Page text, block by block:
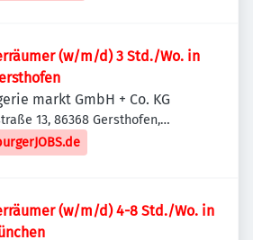
(w/m/d) 3 Std./Wo. in
markt GmbH + Co. KG
13, 86368 Gersthofen,
(w/m/d) 4-8 Std./Wo. in